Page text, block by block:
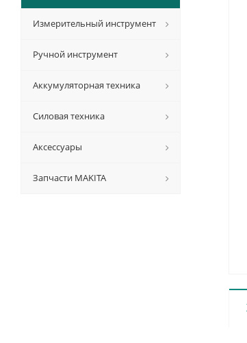
Измерительный инструмент
Ручной инструмент
Аккумуляторная техника
Силовая техника
Аксессуары
Запчасти MAKITA